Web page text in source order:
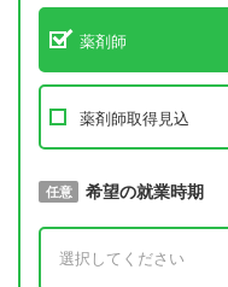
薬剤師
薬剤師取得見込
必須 取得予定年
任意 希望の就業時期